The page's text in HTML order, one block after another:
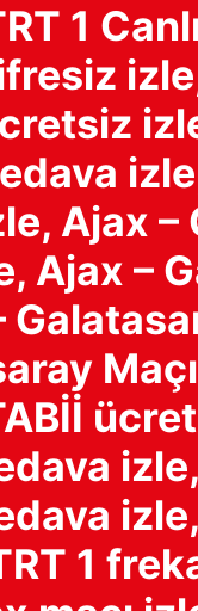
1
Ajax
Ajax –
1